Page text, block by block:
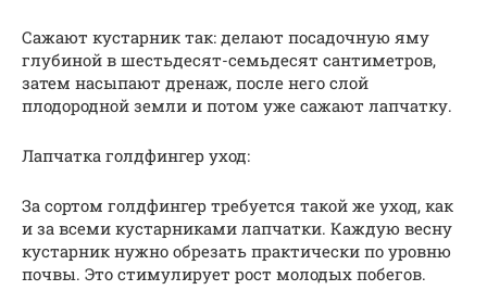
Сажают кустарник так: делают посадочную яму
глубиной в шестьдесят-семьдесят сантиметров,
затем насыпают дренаж, после него слой
плодородной земли и потом уже сажают лапчатку.
Лапчатка голдфингер уход:
За сортом голдфингер требуется такой же уход, как
и за всеми кустарниками лапчатки. Каждую весну
кустарник нужно обрезать практически по уровню
почвы. Это стимулирует рост молодых побегов.